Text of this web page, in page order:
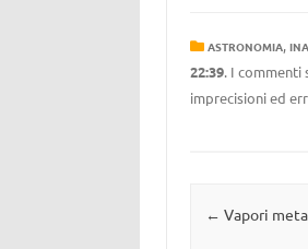
ASTRONOMIA,
22:39. I commenti
imprecisioni ed
Navigazione
← Vapori